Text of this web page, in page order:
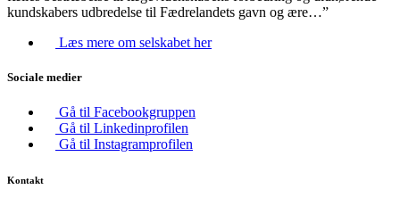
kundskabers udbredelse til Fædrelandets gavn og ære…”
Læs mere om selskabet her
Sociale medier
Gå til Facebookgruppen
Gå til Linkedinprofilen
Gå til Instagramprofilen
Kontakt